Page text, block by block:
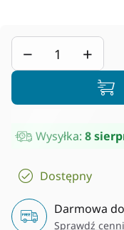
− +
Wysyłka: 8
Dostępny
Darmowa
Sprawdź